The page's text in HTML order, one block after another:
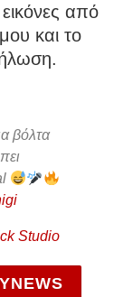
από
και το
βόλτα
Studio